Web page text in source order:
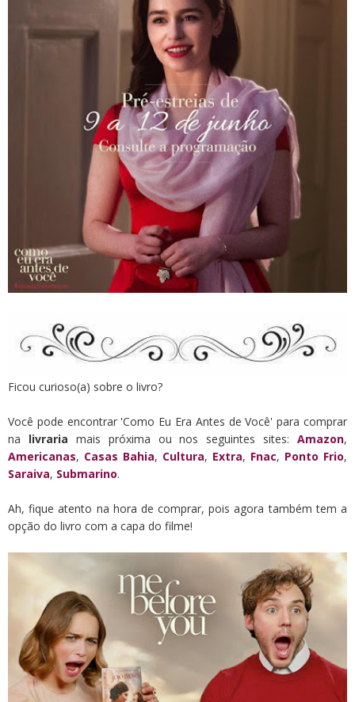
Ficou curioso(a) sobre o livro?
Você pode encontrar 'Como Eu Era Antes de Você' para comprar
na livraria mais próxima ou nos seguintes sites: Amazon,
Americanas, Casas Bahia, Cultura, Extra, Fnac, Ponto Frio,
Saraiva, Submarino.
Ah, fique atento na hora de comprar, pois agora também tem a
opção do livro com a capa do filme!